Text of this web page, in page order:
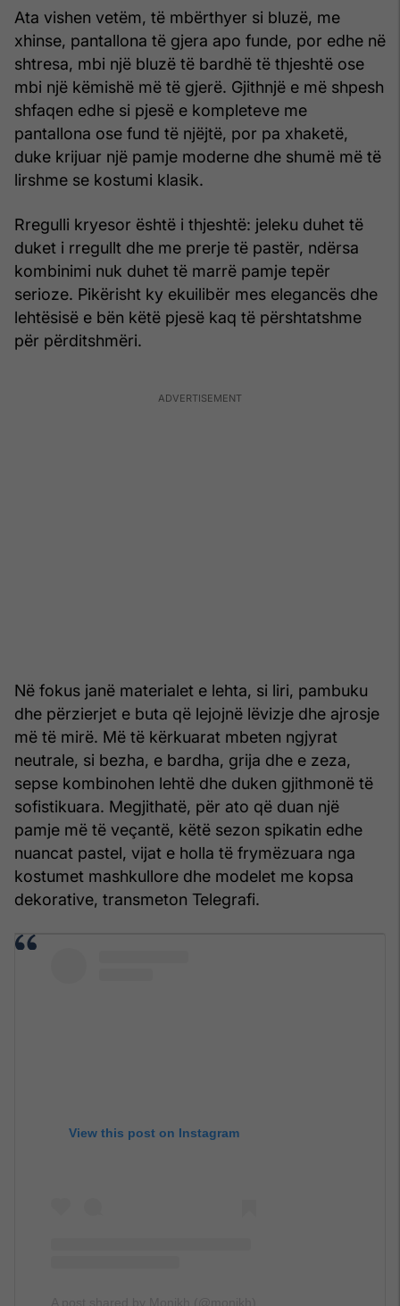
Ata vishen vetëm, të mbërthyer si bluzë, me
xhinse, pantallona të gjera apo funde, por edhe në
shtresa, mbi një bluzë të bardhë të thjeshtë ose
mbi një këmishë më të gjerë. Gjithnjë e më shpesh
shfaqen edhe si pjesë e kompleteve me
pantallona ose fund të njëjtë, por pa xhaketë,
duke krijuar një pamje moderne dhe shumë më të
lirshme se kostumi klasik.
Rregulli kryesor është i thjeshtë: jeleku duhet të
duket i rregullt dhe me prerje të pastër, ndërsa
kombinimi nuk duhet të marrë pamje tepër
serioze. Pikërisht ky ekuilibër mes elegancës dhe
lehtësisë e bën këtë pjesë kaq të përshtatshme
për përditshmëri.
Në fokus janë materialet e lehta, si liri, pambuku
dhe përzierjet e buta që lejojnë lëvizje dhe ajrosje
më të mirë. Më të kërkuarat mbeten ngjyrat
neutrale, si bezha, e bardha, grija dhe e zeza,
sepse kombinohen lehtë dhe duken gjithmonë të
sofistikuara. Megjithatë, për ato që duan një
pamje më të veçantë, këtë sezon spikatin edhe
nuancat pastel, vijat e holla të frymëzuara nga
kostumet mashkullore dhe modelet me kopsa
dekorative, transmeton Telegrafi.
View this post on Instagram